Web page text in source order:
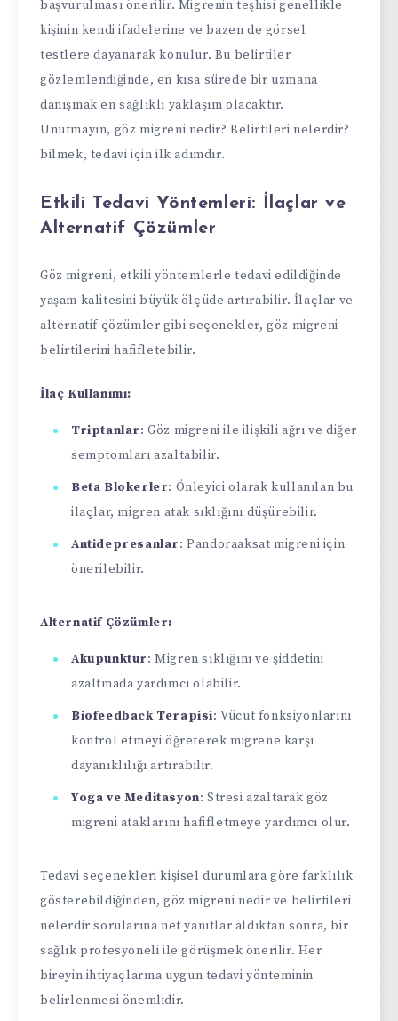
başvurulması önerilir. Migrenin teşhisi genellikle
kişinin kendi ifadelerine ve bazen de görsel
testlere dayanarak konulur. Bu belirtiler
gözlemlendiğinde, en kısa sürede bir uzmana
danışmak en sağlıklı yaklaşım olacaktır.
Unutmayın, göz migreni nedir? Belirtileri nelerdir?
bilmek, tedavi için ilk adımdır.
Etkili Tedavi Yöntemleri: İlaçlar ve
Alternatif Çözümler
Göz migreni, etkili yöntemlerle tedavi edildiğinde
yaşam kalitesini büyük ölçüde artırabilir. İlaçlar ve
alternatif çözümler gibi seçenekler, göz migreni
belirtilerini hafifletebilir.
İlaç Kullanımı:
Triptanlar: Göz migreni ile ilişkili ağrı ve diğer
semptomları azaltabilir.
Beta Blokerler: Önleyici olarak kullanılan bu
ilaçlar, migren atak sıklığını düşürebilir.
Antidepresanlar: Pandoraaksat migreni için
önerilebilir.
Alternatif Çözümler:
Akupunktur: Migren sıklığını ve şiddetini
azaltmada yardımcı olabilir.
Biofeedback Terapisi: Vücut fonksiyonlarını
kontrol etmeyi öğreterek migrene karşı
dayanıklılığı artırabilir.
Yoga ve Meditasyon: Stresi azaltarak göz
migreni ataklarını hafifletmeye yardımcı olur.
Tedavi seçenekleri kişisel durumlara göre farklılık
gösterebildiğinden, göz migreni nedir ve belirtileri
nelerdir sorularına net yanıtlar aldıktan sonra, bir
sağlık profesyoneli ile görüşmek önerilir. Her
bireyin ihtiyaçlarına uygun tedavi yönteminin
belirlenmesi önemlidir.